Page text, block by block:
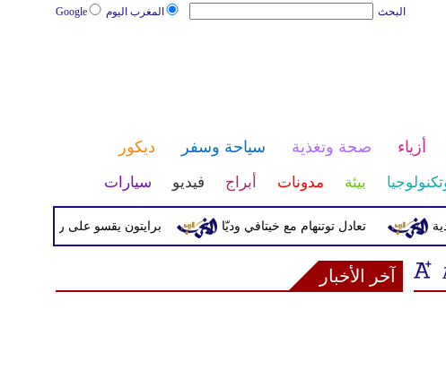
المغرب اليوم Google البحث
أزياء صحة وتغذية سياحة وسفر ديكور
بيئة مدونات أبراج فيديو سيارات
برايتون يقسو على روما بثلاثية وديّاً تعادل توتنهام مع خيتافي وديّا
آخر الأخبار